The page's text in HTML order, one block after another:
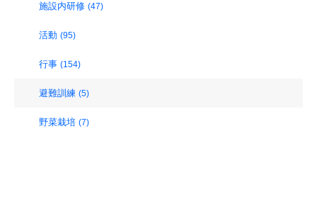
施設内研修 (47)
活動 (95)
行事 (154)
避難訓練 (5)
野菜栽培 (7)